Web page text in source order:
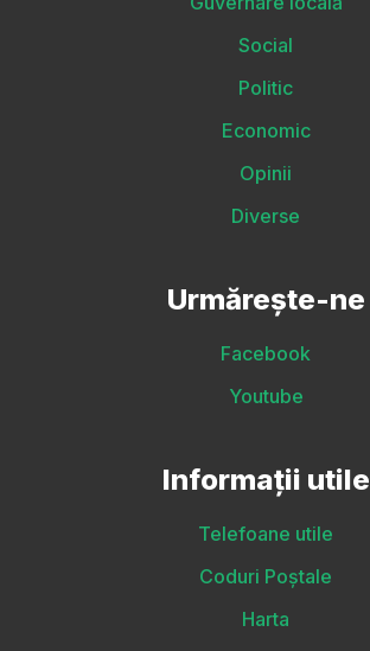
Social
Politic
Economic
Opinii
Diverse
Urmărește-ne
Facebook
Youtube
Informații utile
Telefoane utile
Coduri Poștale
Harta